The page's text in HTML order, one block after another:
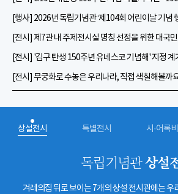
[행사] 2026년 독립기념관 ‘제104회 어린이날 기념
[전시] 무궁화로 수놓은 우리나라, 직접 색칠해볼까
상설전시 특별전시 시·어록비
독립기념관상설
겨레의집 뒤로 보이는 7개의 상설 전시관에는 우